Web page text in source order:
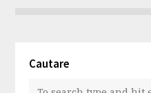
Cautare